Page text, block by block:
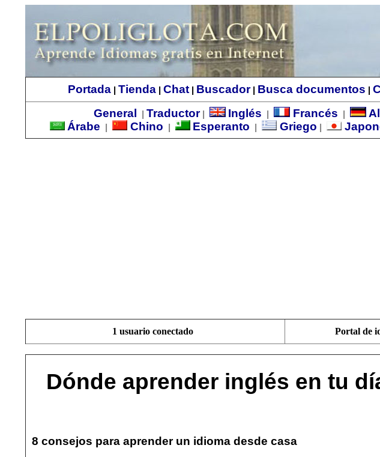
Portada Tienda Chat Buscador| Busca documentos
General
Traductor| Inglés Francés
Árabe
Chino Esperanto Griego
1 usuario conectado Portal de
Dónde aprender inglés en tu
8 consejos para aprender un idioma desde casa